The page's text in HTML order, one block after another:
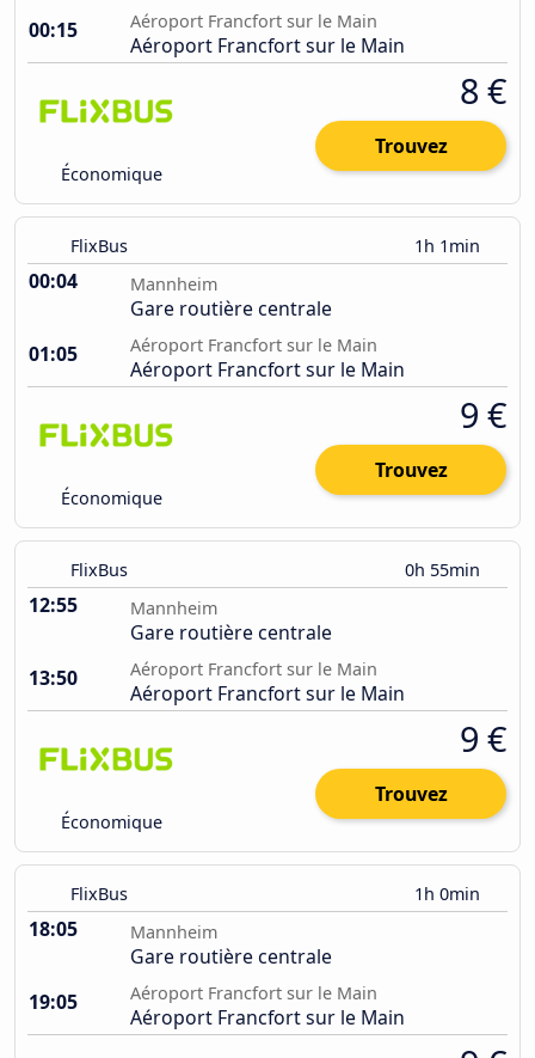
00:15
Aéroport Francfort sur le Main
Aéroport Francfort sur le Main
Économique
8 €
Trouvez
FlixBus 1h 1min
00:04 Mannheim
Gare routière centrale
01:05
Aéroport Francfort sur le Main
Aéroport Francfort sur le Main
Économique
9 €
Trouvez
FlixBus 0h 55min
12:55 Mannheim
Gare routière centrale
13:50
Aéroport Francfort sur le Main
Aéroport Francfort sur le Main
Économique
9 €
Trouvez
FlixBus 1h 0min
18:05 Mannheim
Gare routière centrale
19:05
Aéroport Francfort sur le Main
Aéroport Francfort sur le Main